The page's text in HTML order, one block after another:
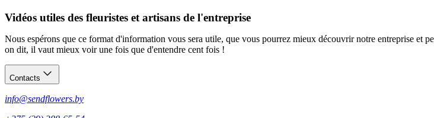
Vidéos utiles des fleuristes et artisans de l'entreprise
Nous espérons que ce format d'information vous sera utile, que vous pourrez mieux découvrir notre entreprise et
on dit, il vaut mieux voir une fois que d'entendre cent fois !
Contacts
info@sendflowers.by